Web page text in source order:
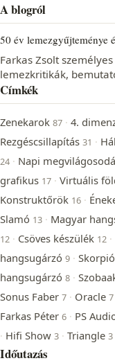
A blogról
50 év lemezgyűjteménye
Farkas Zsolt
lemezkritikák,
Címkék
Zenekarok 87 · 4.
Rezgéscsillapítás 31 ·
24 · Napi
grafikus 17 · Virtuális
Konstruktőrök 16 ·
Slamó 13 · Magyar
12 · Csöves készülék 12 ·
hangsugárzó 9 · Skorpió
hangsugárzó 8 ·
Sonus Faber 7 · Oracle 7
Farkas Péter 6 · PS
· Hifi Show 3 · Triangle 3
Időutazás